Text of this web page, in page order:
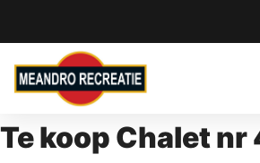
Te koop Chalet nr